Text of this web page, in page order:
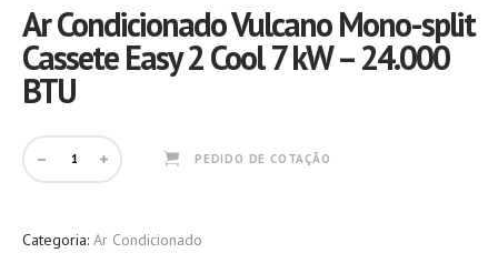
Ar Condicionado Vulcano Mono-split
Cassete Easy 2 Cool 7 kW – 24.000
BTU
PEDIDO DE COTAÇÃO
Categoria: Ar Condicionado